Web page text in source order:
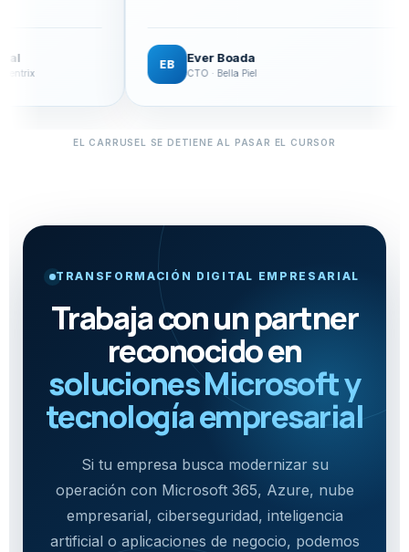
Ever Boada
CTO · Bella Piel
EL CARRUSEL SE DETIENE AL PASAR EL CURSOR
TRANSFORMACIÓN DIGITAL EMPRESARIAL
Trabaja con un partner
reconocido en
soluciones Microsoft y
tecnología empresarial
Si tu empresa busca modernizar su
operación con Microsoft 365, Azure, nube
empresarial, ciberseguridad, inteligencia
artificial o aplicaciones de negocio, podemos